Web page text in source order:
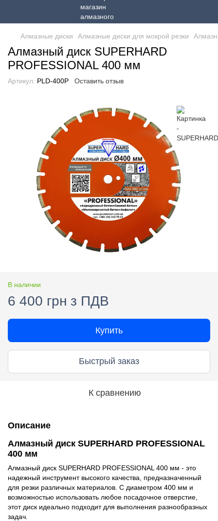
Алмазные диски Алмазные диски для мокрой резки
Алмазный диск SUPERHARD
PROFESSIONAL 400 мм
Артикул: PLD-400P Оставить отзыв
В наличии
6 400 грн з ПДВ
Купить
Быстрый заказ
К сравнению
Описание
Алмазный диск SUPERHARD PROFESSIONAL
400 мм
Алмазный диск SUPERHARD PROFESSIONAL 400 мм - это
надежный инструмент высокого качества, предназначенный
для резки различных материалов. С диаметром 400 мм и
возможностью использовать любое посадочное отверстие,
этот диск идеально подходит для выполнения разнообразных
задач.